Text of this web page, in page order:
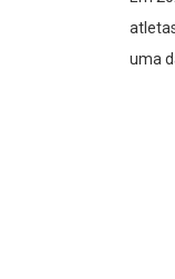
uma